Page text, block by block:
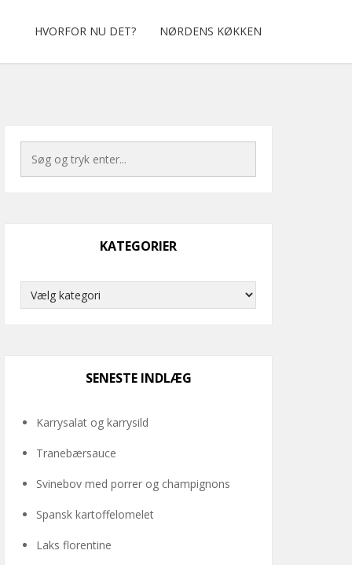
HVORFOR NU DET? NØRDENS KØKKEN
KATEGORIER
Kategorier
SENESTE INDLÆG
Karrysalat og karrysild
Tranebærsauce
Svinebov med porrer og champignons
Spansk kartoffelomelet
Laks florentine